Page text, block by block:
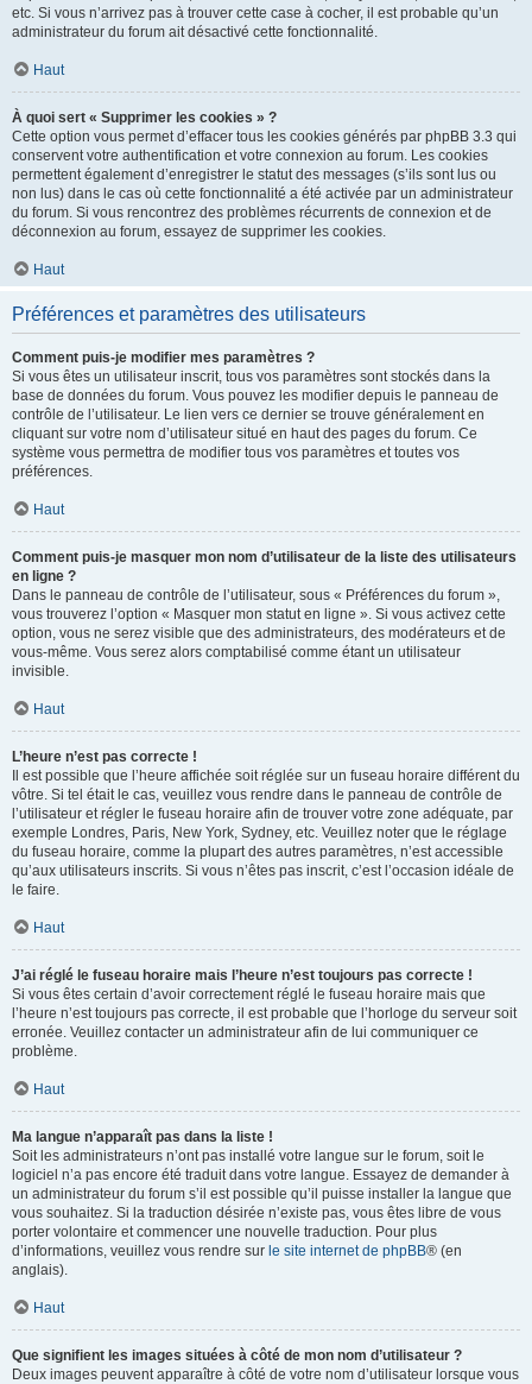
etc. Si vous n’arrivez pas à trouver cette case à cocher, il est probable qu’un
administrateur du forum ait désactivé cette fonctionnalité.
Haut
À quoi sert « Supprimer les cookies » ?
Cette option vous permet d’effacer tous les cookies générés par phpBB 3.3 qui
conservent votre authentification et votre connexion au forum. Les cookies
permettent également d’enregistrer le statut des messages (s’ils sont lus ou
non lus) dans le cas où cette fonctionnalité a été activée par un administrateur
du forum. Si vous rencontrez des problèmes récurrents de connexion et de
déconnexion au forum, essayez de supprimer les cookies.
Haut
Préférences et paramètres des utilisateurs
Comment puis-je modifier mes paramètres ?
Si vous êtes un utilisateur inscrit, tous vos paramètres sont stockés dans la
base de données du forum. Vous pouvez les modifier depuis le panneau de
contrôle de l’utilisateur. Le lien vers ce dernier se trouve généralement en
cliquant sur votre nom d’utilisateur situé en haut des pages du forum. Ce
système vous permettra de modifier tous vos paramètres et toutes vos
préférences.
Haut
Comment puis-je masquer mon nom d’utilisateur de la liste des utilisateurs
en ligne ?
Dans le panneau de contrôle de l’utilisateur, sous « Préférences du forum »,
vous trouverez l’option « Masquer mon statut en ligne ». Si vous activez cette
option, vous ne serez visible que des administrateurs, des modérateurs et de
vous-même. Vous serez alors comptabilisé comme étant un utilisateur
invisible.
Haut
L’heure n’est pas correcte !
Il est possible que l’heure affichée soit réglée sur un fuseau horaire différent du
vôtre. Si tel était le cas, veuillez vous rendre dans le panneau de contrôle de
l’utilisateur et régler le fuseau horaire afin de trouver votre zone adéquate, par
exemple Londres, Paris, New York, Sydney, etc. Veuillez noter que le réglage
du fuseau horaire, comme la plupart des autres paramètres, n’est accessible
qu’aux utilisateurs inscrits. Si vous n’êtes pas inscrit, c’est l’occasion idéale de
le faire.
Haut
J’ai réglé le fuseau horaire mais l’heure n’est toujours pas correcte !
Si vous êtes certain d’avoir correctement réglé le fuseau horaire mais que
l’heure n’est toujours pas correcte, il est probable que l’horloge du serveur soit
erronée. Veuillez contacter un administrateur afin de lui communiquer ce
problème.
Haut
Ma langue n’apparaît pas dans la liste !
Soit les administrateurs n’ont pas installé votre langue sur le forum, soit le
logiciel n’a pas encore été traduit dans votre langue. Essayez de demander à
un administrateur du forum s’il est possible qu’il puisse installer la langue que
vous souhaitez. Si la traduction désirée n’existe pas, vous êtes libre de vous
porter volontaire et commencer une nouvelle traduction. Pour plus
d’informations, veuillez vous rendre sur le site internet de phpBB® (en
anglais).
Haut
Que signifient les images situées à côté de mon nom d’utilisateur ?
Deux images peuvent apparaître à côté de votre nom d’utilisateur lorsque vous